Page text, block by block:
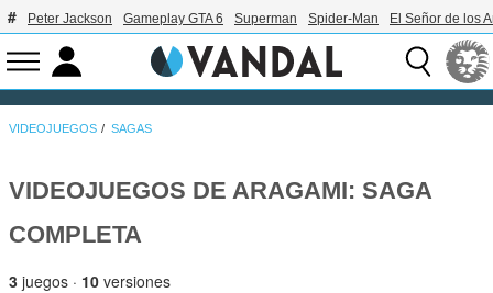
Peter Jackson Gameplay GTA 6 Superman Spider-Man El Señor de los
VIDEOJUEGOS SAGAS
VIDEOJUEGOS DE ARAGAMI: SAGA
COMPLETA
3 juegos · 10 versiones